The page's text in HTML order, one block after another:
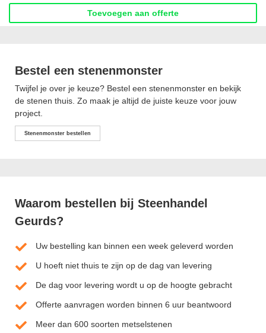
Toevoegen aan offerte
Bestel een stenenmonster
Twijfel je over je keuze? Bestel een stenenmonster en bekijk
de stenen thuis. Zo maak je altijd de juiste keuze voor jouw
project.
Stenenmonster bestellen
Waarom bestellen bij Steenhandel
Geurds?
Uw bestelling kan binnen een week geleverd worden
U hoeft niet thuis te zijn op de dag van levering
De dag voor levering wordt u op de hoogte gebracht
Offerte aanvragen worden binnen 6 uur beantwoord
Meer dan 600 soorten metselstenen